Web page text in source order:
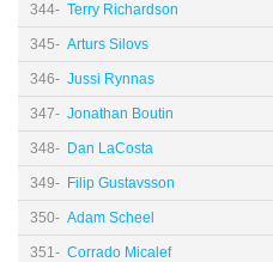
344- Terry Richardson
345- Arturs Silovs
346- Jussi Rynnas
347- Jonathan Boutin
348- Dan LaCosta
349- Filip Gustavsson
350- Adam Scheel
351- Corrado Micalef